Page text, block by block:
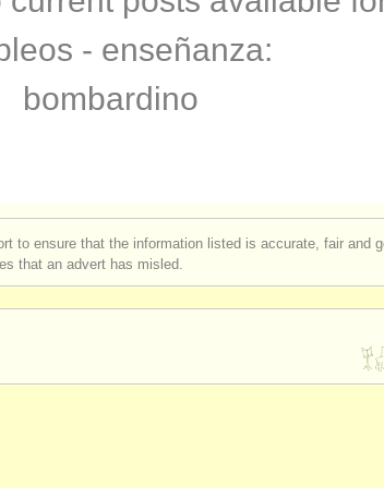
- enseñanza:
bombardino
to ensure that the information listed is accurate, fair and
that an advert has misled.